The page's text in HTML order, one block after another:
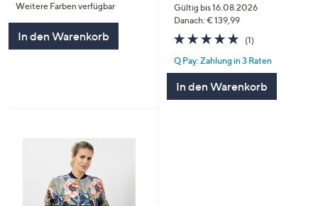
Weitere Farben verfügbar
In den Warenkorb
Gültig bis 16.08.2026
Danach: € 139,99
5.0
von
5
(1)1
Q Pay: Zahlung in 3 Raten
In den Warenkorb